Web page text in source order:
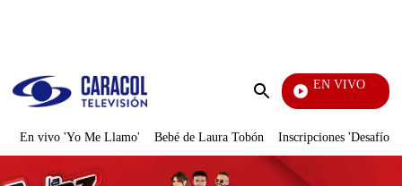
Enviar
EN VIVO
En vivo 'Yo Me Llamo' Bebé de Laura Tobón Inscripciones 'Desafío'